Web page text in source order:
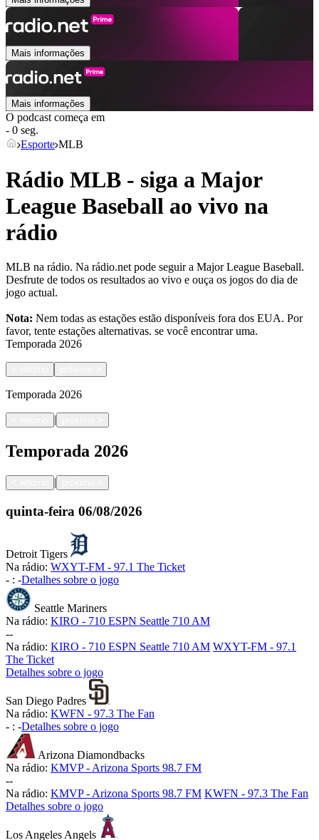
Mais informações
Mais informações
O podcast começa em
- 0 seg.
Esporte MLB
Rádio MLB - siga a Major
League Baseball ao vivo na
rádio
MLB na rádio. Na rádio.net pode seguir a Major League Baseball.
Desfrute de todos os resultados ao vivo e ouça os jogos do dia de
jogo actual.
Nota: Nem todas as estações estão disponíveis fora dos EUA. Por
favor, tente estações alternativas. se você encontrar uma.
Temporada 2026
Temporada 2026
|
Temporada 2026
|
quinta-feira 06/08/2026
Detroit Tigers
Na rádio: WXYT-FM - 97.1 The Ticket
- : -Detalhes sobre o jogo
Seattle Mariners
Na rádio: KIRO - 710 ESPN Seattle 710 AM
--
Na rádio: KIRO - 710 ESPN Seattle 710 AM WXYT-FM - 97.1
The Ticket
Detalhes sobre o jogo
San Diego Padres
Na rádio: KWFN - 97.3 The Fan
- : -Detalhes sobre o jogo
Arizona Diamondbacks
Na rádio: KMVP - Arizona Sports 98.7 FM
--
Na rádio: KMVP - Arizona Sports 98.7 FM KWFN - 97.3 The Fan
Detalhes sobre o jogo
Los Angeles Angels